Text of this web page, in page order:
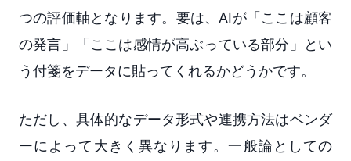
つの評価軸となります。要は、AIが「ここは顧客
の発言」「ここは感情が高ぶっている部分」とい
う付箋をデータに貼ってくれるかどうかです。
ただし、具体的なデータ形式や連携方法はベンダ
ーによって大きく異なります。一般論としての